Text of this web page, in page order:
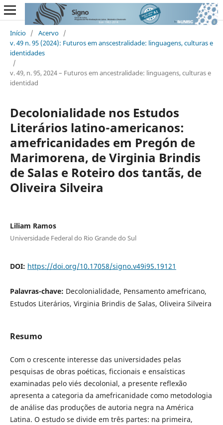
Início / Acervo /
v. 49 n. 95 (2024): Futuros em anscestralidade: linguagens, culturas e
identidades
/
v. 49, n. 95, 2024 – Futuros em ancestralidade: linguagens, culturas e
identidad
Decolonialidade nos Estudos
Literários latino-americanos:
amefricanidades em Pregón de
Marimorena, de Virginia Brindis
de Salas e Roteiro dos tantãs, de
Oliveira Silveira
Liliam Ramos
Universidade Federal do Rio Grande do Sul
DOI: https://doi.org/10.17058/signo.v49i95.19121
Palavras-chave: Decolonialidade, Pensamento amefricano,
Estudos Literários, Virginia Brindis de Salas, Oliveira Silveira
Resumo
Com o crescente interesse das universidades pelas
pesquisas de obras poéticas, ficcionais e ensaísticas
examinadas pelo viés decolonial, a presente reflexão
apresenta a categoria da amefricanidade como metodologia
de análise das produções de autoria negra na América
Latina. O estudo se divide em três partes: na primeira,